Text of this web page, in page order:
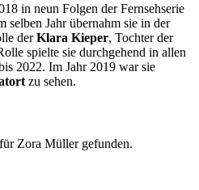
in neun Folgen der Fernsehserie
selben Jahr übernahm sie in der
derKlara Kieper, Tochter der
spielte sie durchgehend in allen
2022. Im Jahr 2019 war sie
zu sehen.
Zora Müller gefunden.